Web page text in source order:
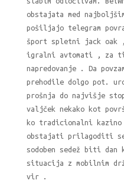
obstajata med
pošiljajo telegram
šport spletni jack
igralni avtomati , za
napredovanje . Da
prehodile dolgo pot.
prošnja do najvišje
valjček nekako kot
ko tradicionalni
obstajati prilagoditi
sodoben sedež biti dan
situacija z mobilnim
vir .